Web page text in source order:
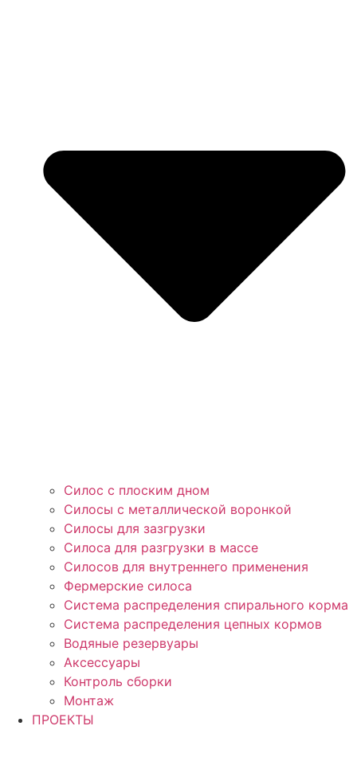
Силос с плоским дном
Силосы с металлической воронкой
Силосы для зазгрузки
Силоса для разгрузки в массе
Силосов для внутреннего применения
Фермерские силоса
Система распределения спирального корма
Система распределения цепных кормов
Водяные резервуары
Аксессуары
Контроль сборки
Монтаж
ПРОЕКТЫ